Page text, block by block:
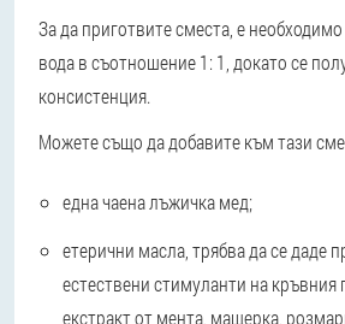
За да приготвите сместа, е
вода в съотношение 1: 1, докато се
консистенция.
Можете също да добавите към тази
една чаена лъжичка мед;
етерични масла, трябва да се даде
естествени стимуланти на кръвния
екстракт от мента, мащерка,